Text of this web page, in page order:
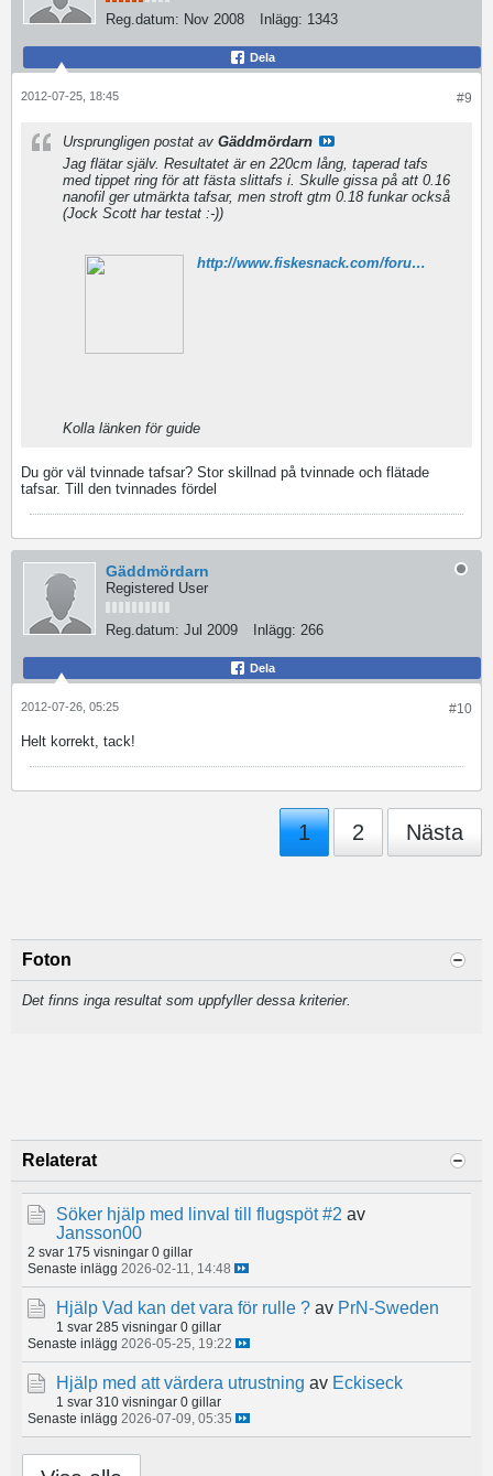
Reg.datum: Nov 2008 Inlägg: 1343
Dela
#9
2012-07-25, 18:45
Ursprungligen postat av Gäddmördarn
Jag flätar själv. Resultatet är en 220cm lång, taperad tafs
med tippet ring för att fästa slittafs i. Skulle gissa på att 0.16
nanofil ger utmärkta tafsar, men stroft gtm 0.18 funkar också
(Jock Scott har testat :-))
http://www.fiskesnack.com/forum/showthread.php/109761-Guide-f%C3%B6r-fl%C3%A4tning-av-egen-tafs
Kolla länken för guide
Du gör väl tvinnade tafsar? Stor skillnad på tvinnade och flätade
tafsar. Till den tvinnades fördel
Gäddmördarn
Registered User
Reg.datum: Jul 2009 Inlägg: 266
Dela
#10
2012-07-26, 05:25
Helt korrekt, tack!
1 2 Nästa
Foton
Det finns inga resultat som uppfyller dessa kriterier.
Relaterat
Söker hjälp med linval till flugspöt #2 av
Jansson00
2 svar 175 visningar 0 gillar
Senaste inlägg 2026-02-11, 14:48
Hjälp Vad kan det vara för rulle ? av PrN-Sweden
1 svar 285 visningar 0 gillar
Senaste inlägg 2026-05-25, 19:22
Hjälp med att värdera utrustning av Eckiseck
1 svar 310 visningar 0 gillar
Senaste inlägg 2026-07-09, 05:35